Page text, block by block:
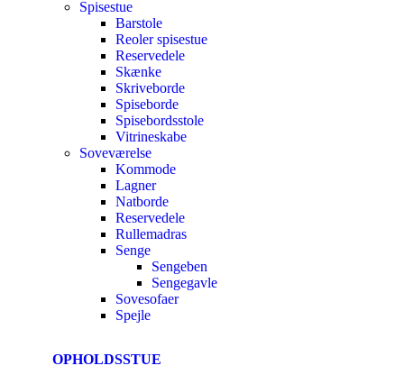
Spisestue
Barstole
Reoler spisestue
Reservedele
Skænke
Skriveborde
Spiseborde
Spisebordsstole
Vitrineskabe
Soveværelse
Kommode
Lagner
Natborde
Reservedele
Rullemadras
Senge
Sengeben
Sengegavle
Sovesofaer
Spejle
OPHOLDSSTUE